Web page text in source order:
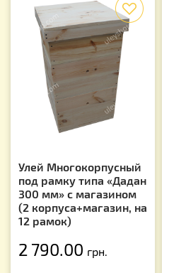
Улей Многокорпусный
под рамку типа «Дадан
300 мм» с магазином
(2 корпуса+магазин, на
12 рамок)
2 790.00 грн.